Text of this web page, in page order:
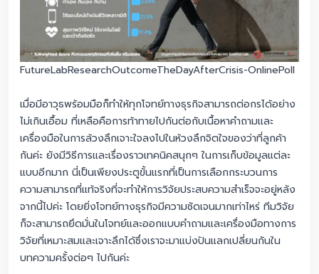
FutureLabResearchOutcomeTheDayAfterCrisis-OnlinePoll
เมื่อมีอาวุธพร้อมมือก็ทำให้ทุกโจทย์ทางธุรกิจสามารถต่อกรได้อย่าง
ไม่เกินเอื้อม ที่เหลือคือการท้าทายไปกันต่อกับเนื้อหาคำถามและ
เครื่องมือในการล้วงลึกเจาะใจลงไปในห้วงลึกจิตใจของว่าที่ลูกค้า
กันค่ะ ยังมีวิธีการและเรื่องราวเทคนิคสนุกๆ ในการเก็บข้อมูลแต่ละ
แบบอีกมาก นี่เป็นเพียงประตูขั้นแรกที่เป็นการเลือกกระบวนการ
ความสามารถที่แท้จริงที่จะทำให้การวิจัยประสบความสำเร็จจะอยู่หลัง
จากนี้ไปค่ะ โดยยิ่งโจทย์ทางธุรกิจมีความชัดเจนมากเท่าไหร่ ทีมวิจัย
ก็จะสามารถยึดมั่นในโจทย์และออกแบบคำถามและเครื่องมือทางการ
วิจัยที่เหมาะสมและเจาะลึกได้ซึ่งเราจะมาแบ่งปันแลกเปลี่ยนกันใน
บทความครั้งต่อๆ ไปกันค่ะ